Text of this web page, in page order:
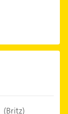
(Britz)